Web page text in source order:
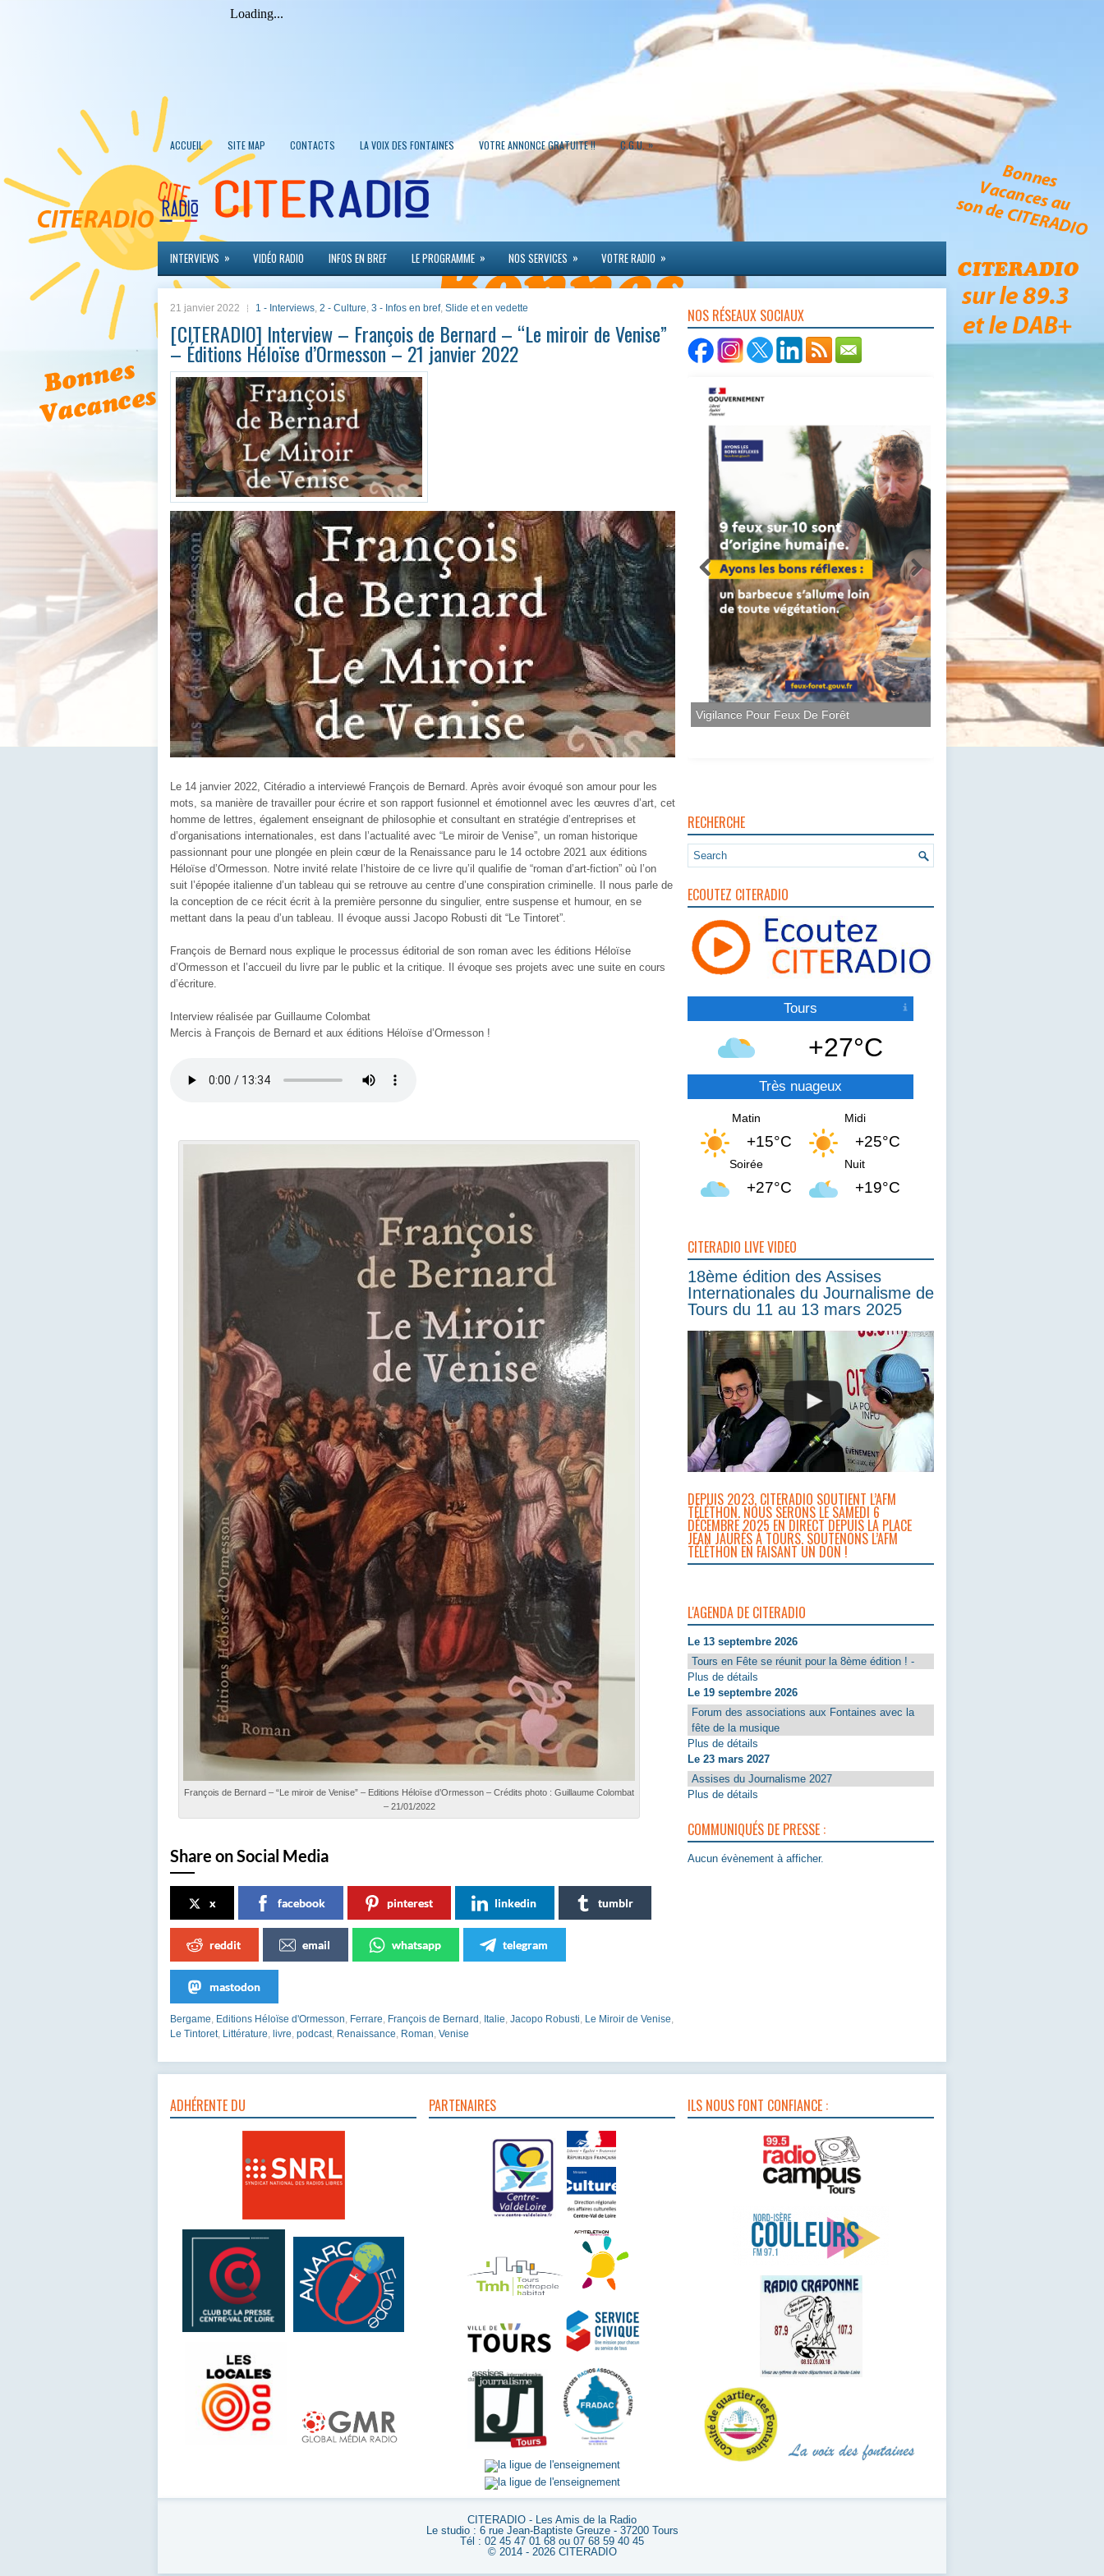
ACCUEIL SITE MAP CONTACTS LA VOIX DES FONTAINES VOTRE ANNONCE GRATUITE !! C.G.U. »
INTERVIEWS » VIDÉO RADIO INFOS EN BREF LE PROGRAMME » NOS SERVICES » VOTRE RADIO »
21 janvier 2022 1 - Interviews, 2 - Culture, 3 - Infos en bref, Slide et en vedette
[CITERADIO] Interview – François de Bernard – “Le miroir de Venise”
– Éditions Héloïse d’Ormesson – 21 janvier 2022
Le 14 janvier 2022, Citéradio a interviewé François de Bernard. Après avoir évoqué son amour pour les
mots, sa manière de travailler pour écrire et son rapport fusionnel et émotionnel avec les œuvres d’art, cet
homme de lettres, également enseignant de philosophie et consultant en stratégie d’entreprises et
d’organisations internationales, est dans l’actualité avec “Le miroir de Venise”, un roman historique
passionnant pour une plongée en plein cœur de la Renaissance paru le 14 octobre 2021 aux éditions
Héloïse d’Ormesson. Notre invité relate l’histoire de ce livre qu’il qualifie de “roman d’art-fiction” où l’on
suit l’épopée italienne d’un tableau qui se retrouve au centre d’une conspiration criminelle. Il nous parle de
la conception de ce récit écrit à la première personne du singulier, entre suspense et humour, en se
mettant dans la peau d’un tableau. Il évoque aussi Jacopo Robusti dit “Le Tintoret”.
François de Bernard nous explique le processus éditorial de son roman avec les éditions Héloïse
d’Ormesson et l’accueil du livre par le public et la critique. Il évoque ses projets avec une suite en cours
d’écriture.
Interview réalisée par Guillaume Colombat
Mercis à François de Bernard et aux éditions Héloïse d’Ormesson !
François de Bernard – “Le miroir de Venise” – Editions Héloïse d’Ormesson – Crédits photo : Guillaume Colombat
– 21/01/2022
Share on Social Media
x facebook pinterest linkedin tumblr
reddit email whatsapp telegram
mastodon
Bergame, Editions Héloïse d'Ormesson, Ferrare, François de Bernard , Italie, Jacopo Robusti, Le Miroir de Venise,
Le Tintoret, Littérature, livre, podcast, Renaissance, Roman, Venise
NOS RÉSEAUX SOCIAUX
RECHERCHE
ECOUTEZ CITERADIO
Tours
+27°C
Très nuageux
Matin
+15°C
Midi
+25°C
Soirée
+27°C
Nuit
+19°C
CITERADIO LIVE VIDEO
18ème édition des Assises
Internationales du Journalisme de
Tours du 11 au 13 mars 2025
DEPUIS 2023, CITERADIO SOUTIENT L’AFM
TÉLÉTHON. NOUS SERONS LE SAMEDI 6
DÉCEMBRE 2025 EN DIRECT DEPUIS LA PLACE
JEAN JAURÈS À TOURS. SOUTENONS L’AFM
TÉLÉTHON EN FAISANT UN DON !
L'AGENDA DE CITERADIO
Le 13 septembre 2026
Tours en Fête se réunit pour la 8ème édition ! -
Plus de détails
Le 19 septembre 2026
Forum des associations aux Fontaines avec la
fête de la musique
Plus de détails
Le 23 mars 2027
Assises du Journalisme 2027
Plus de détails
COMMUNIQUÉS DE PRESSE :
Aucun évènement à afficher.
ADHÉRENTE DU PARTENAIRES ILS NOUS FONT CONFIANCE :
CITERADIO - Les Amis de la Radio
Le studio : 6 rue Jean-Baptiste Greuze - 37200 Tours
Tél : 02 45 47 01 68 ou 07 68 59 40 45
© 2014 - 2026 CITERADIO